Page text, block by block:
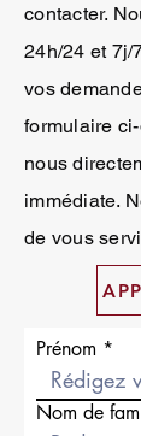
contacter.
24h/24 et 7j/
vos
formulaire
nous
immédiate.
de vous
Prénom
Nom de